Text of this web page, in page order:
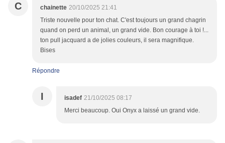
C chainette 20/10/2025 21:41
Triste nouvelle pour ton chat. C'est toujours un grand chagrin
quand on perd un animal, un grand vide. Bon courage à toi !...
ton pull jacquard a de jolies couleurs, il sera magnifique.
Bises
Répondre
I isadef 21/10/2025 08:17
Merci beaucoup. Oui Onyx a laissé un grand vide.